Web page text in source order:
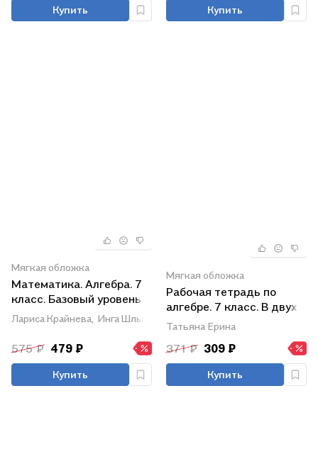
Купить Купить
Мягкая обложка
Математика. Алгебра. 7
класс. Базовый уровень.
Рабочая тетрадь. В двух
частях. Часть 1
Лариса Крайнева, Инга Шлыкова,
575 ₽ 479 ₽
Купить
Мягкая обложка
Рабочая тетрадь по
алгебре. 7 класс. В двух
частях. Часть 1. К
учебнику Ю.Н.
Макарычева и др.
"Математика. Алгебра. 7
класс. Базовый уровень"
Татьяна Ерина
371 ₽ 309 ₽
Купить